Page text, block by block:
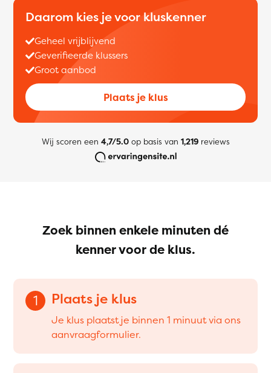
Daarom kies je voor kluskenner
Geheel vrijblijvend
Geverifieerde klussers
Groot aanbod
Plaats je klus
Wij scoren een 4,7/5.0op basis van 1,219reviews
Zoek binnen enkele minuten dé
kenner voor de klus.
1 Plaats je klus
Je klus plaatst je binnen 1 minuut via ons
aanvraagformulier.